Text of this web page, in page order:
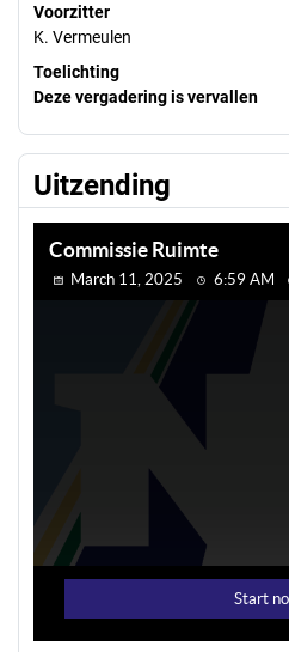
Voorzitter
K. Vermeulen
Toelichting
Deze vergadering is vervallen
Uitzending